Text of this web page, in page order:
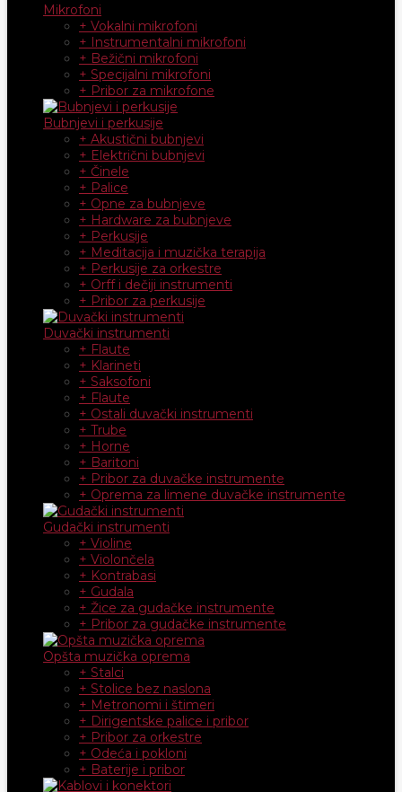
Mikrofoni
+ Vokalni mikrofoni
+ Instrumentalni mikrofoni
+ Bežični mikrofoni
+ Specijalni mikrofoni
+ Pribor za mikrofone
Bubnjevi i perkusije
+ Akustični bubnjevi
+ Električni bubnjevi
+ Činele
+ Palice
+ Opne za bubnjeve
+ Hardware za bubnjeve
+ Perkusije
+ Meditacija i muzička terapija
+ Perkusije za orkestre
+ Orff i dečiji instrumenti
+ Pribor za perkusije
Duvački instrumenti
+ Flaute
+ Klarineti
+ Saksofoni
+ Flaute
+ Ostali duvački instrumenti
+ Trube
+ Horne
+ Baritoni
+ Pribor za duvačke instrumente
+ Oprema za limene duvačke instrumente
Gudački instrumenti
+ Violine
+ Violončela
+ Kontrabasi
+ Gudala
+ Žice za gudačke instrumente
+ Pribor za gudačke instrumente
Opšta muzička oprema
+ Stalci
+ Stolice bez naslona
+ Metronomi i štimeri
+ Dirigentske palice i pribor
+ Pribor za orkestre
+ Odeća i pokloni
+ Baterije i pribor